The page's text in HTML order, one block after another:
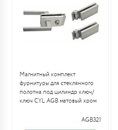
Магнитный комплект
фурнитуры для стеклянного
полотна под цилиндр ключ/
ключ CYL AGB матовый хром
AGB321